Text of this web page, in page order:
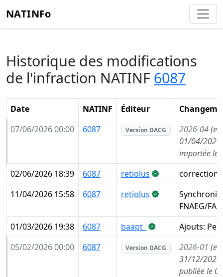
NATINFo
Historique des modifications
de l'infraction NATINF 6087
Date NATINF Éditeur
07/06/2026 00:00
6087 Version DACG 2026-04
01/04/
importée le
02/06/2026 18:39
6087 retiolus
correction
11/04/2026 15:58
6087 retiolus
FNAEG/
01/03/2026 19:38
6087 baapt_
Ajouts:
05/02/2026 00:00
6087 Version DACG 2026-01
31/12/
publiée le